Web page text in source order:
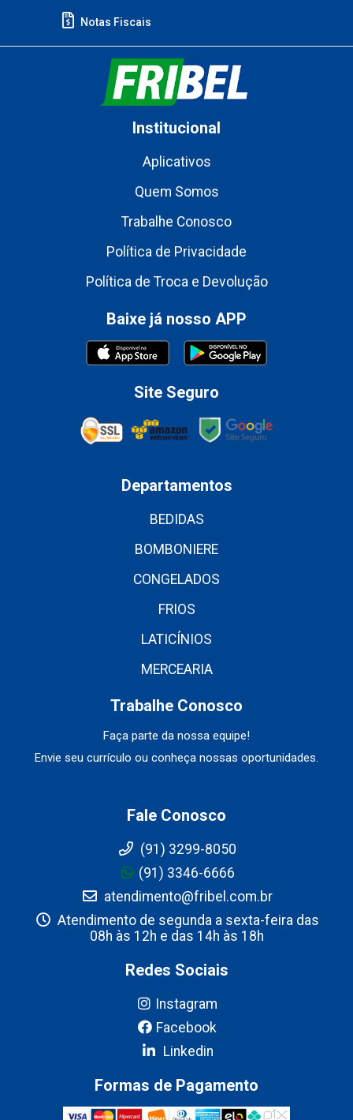
Notas Fiscais
Institucional
Aplicativos
Quem Somos
Trabalhe Conosco
Política de Privacidade
Política de Troca e Devolução
Baixe já nosso APP
Site Seguro
Departamentos
BEDIDAS
BOMBONIERE
CONGELADOS
FRIOS
LATICÍNIOS
MERCEARIA
Trabalhe Conosco
Faça parte da nossa equipe!
Envie seu currículo ou conheça nossas oportunidades.
Fale Conosco
(91) 3299-8050
(91) 3346-6666
atendimento@fribel.com.br
Atendimento de segunda a sexta-feira das
08h às 12h e das 14h às 18h
Redes Sociais
Instagram
Facebook
Linkedin
Formas de Pagamento